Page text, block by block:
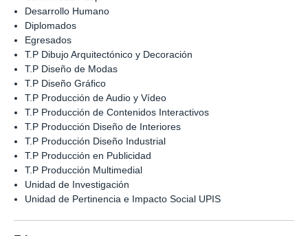
Desarrollo Humano
Diplomados
Egresados
T.P Dibujo Arquitectónico y Decoración
T.P Diseño de Modas
T.P Diseño Gráfico
T.P Producción de Audio y Vídeo
T.P Producción de Contenidos Interactivos
T.P Producción Diseño de Interiores
T.P Producción Diseño Industrial
T.P Producción en Publicidad
T.P Producción Multimedial
Unidad de Investigación
Unidad de Pertinencia e Impacto Social UPIS